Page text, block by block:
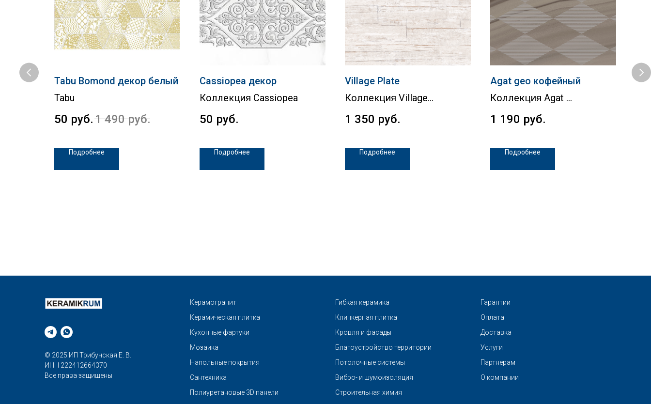
Tabu Bomond декор белый
Tabu
50 руб.1 490 руб.
Подробнее
Cassiopea декор
Коллекция Cassiopea
50 руб.
Подробнее
Village Plate
Коллекция Village
1 350 руб.
Подробнее
Agat geo кофейный
Коллекция Agat
1 190 руб.
Подробнее
© 2025 ИП Трибунская Е. В.
ИНН 222412664370
Все права защищены
Керамогранит
Керамическая плитка
Кухонные фартуки
Мозаика
Напольные покрытия
Сантехника
Полиуретановые 3D панели
Гибкая керамика
Клинкерная плитка
Кровля и фасады
Благоустройство территории
Потолочные системы
Вибро- и шумоизоляция
Строительная химия
Гарантии
Оплата
Доставка
Услуги
Партнерам
О компании